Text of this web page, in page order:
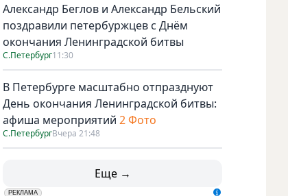
Александр Беглов и Александр Бельский
поздравили петербуржцев с Днём
окончания Ленинградской битвы
С.Петербург11:30
В Петербурге масштабно отпразднуют
День окончания Ленинградской битвы:
афиша мероприятий 2 Фото
С.ПетербургВчера 21:48
Еще →
erid: LdtCK5udn
РЕКЛАМА
АО "ГАТР", ИНН: 7841320717